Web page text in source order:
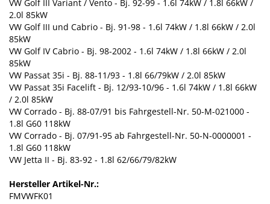
VW Golf III Variant / Vento - Bj. 92-99 - 1.6l 74kW / 1.8l 66kW /
2.0l 85kW
VW Golf III und Cabrio - Bj. 91-98 - 1.6l 74kW / 1.8l 66kW / 2.0l
85kW
VW Golf IV Cabrio - Bj. 98-2002 - 1.6l 74kW / 1.8l 66kW / 2.0l
85kW
VW Passat 35i - Bj. 88-11/93 - 1.8l 66/79kW / 2.0l 85kW
VW Passat 35i Facelift - Bj. 12/93-10/96 - 1.6l 74kW / 1.8l 66kW
/ 2.0l 85kW
VW Corrado - Bj. 88-07/91 bis Fahrgestell-Nr. 50-M-021000 -
1.8l G60 118kW
VW Corrado - Bj. 07/91-95 ab Fahrgestell-Nr. 50-N-0000001 -
1.8l G60 118kW
VW Jetta II - Bj. 83-92 - 1.8l 62/66/79/82kW
Hersteller Artikel-Nr.:
FMVWFK01